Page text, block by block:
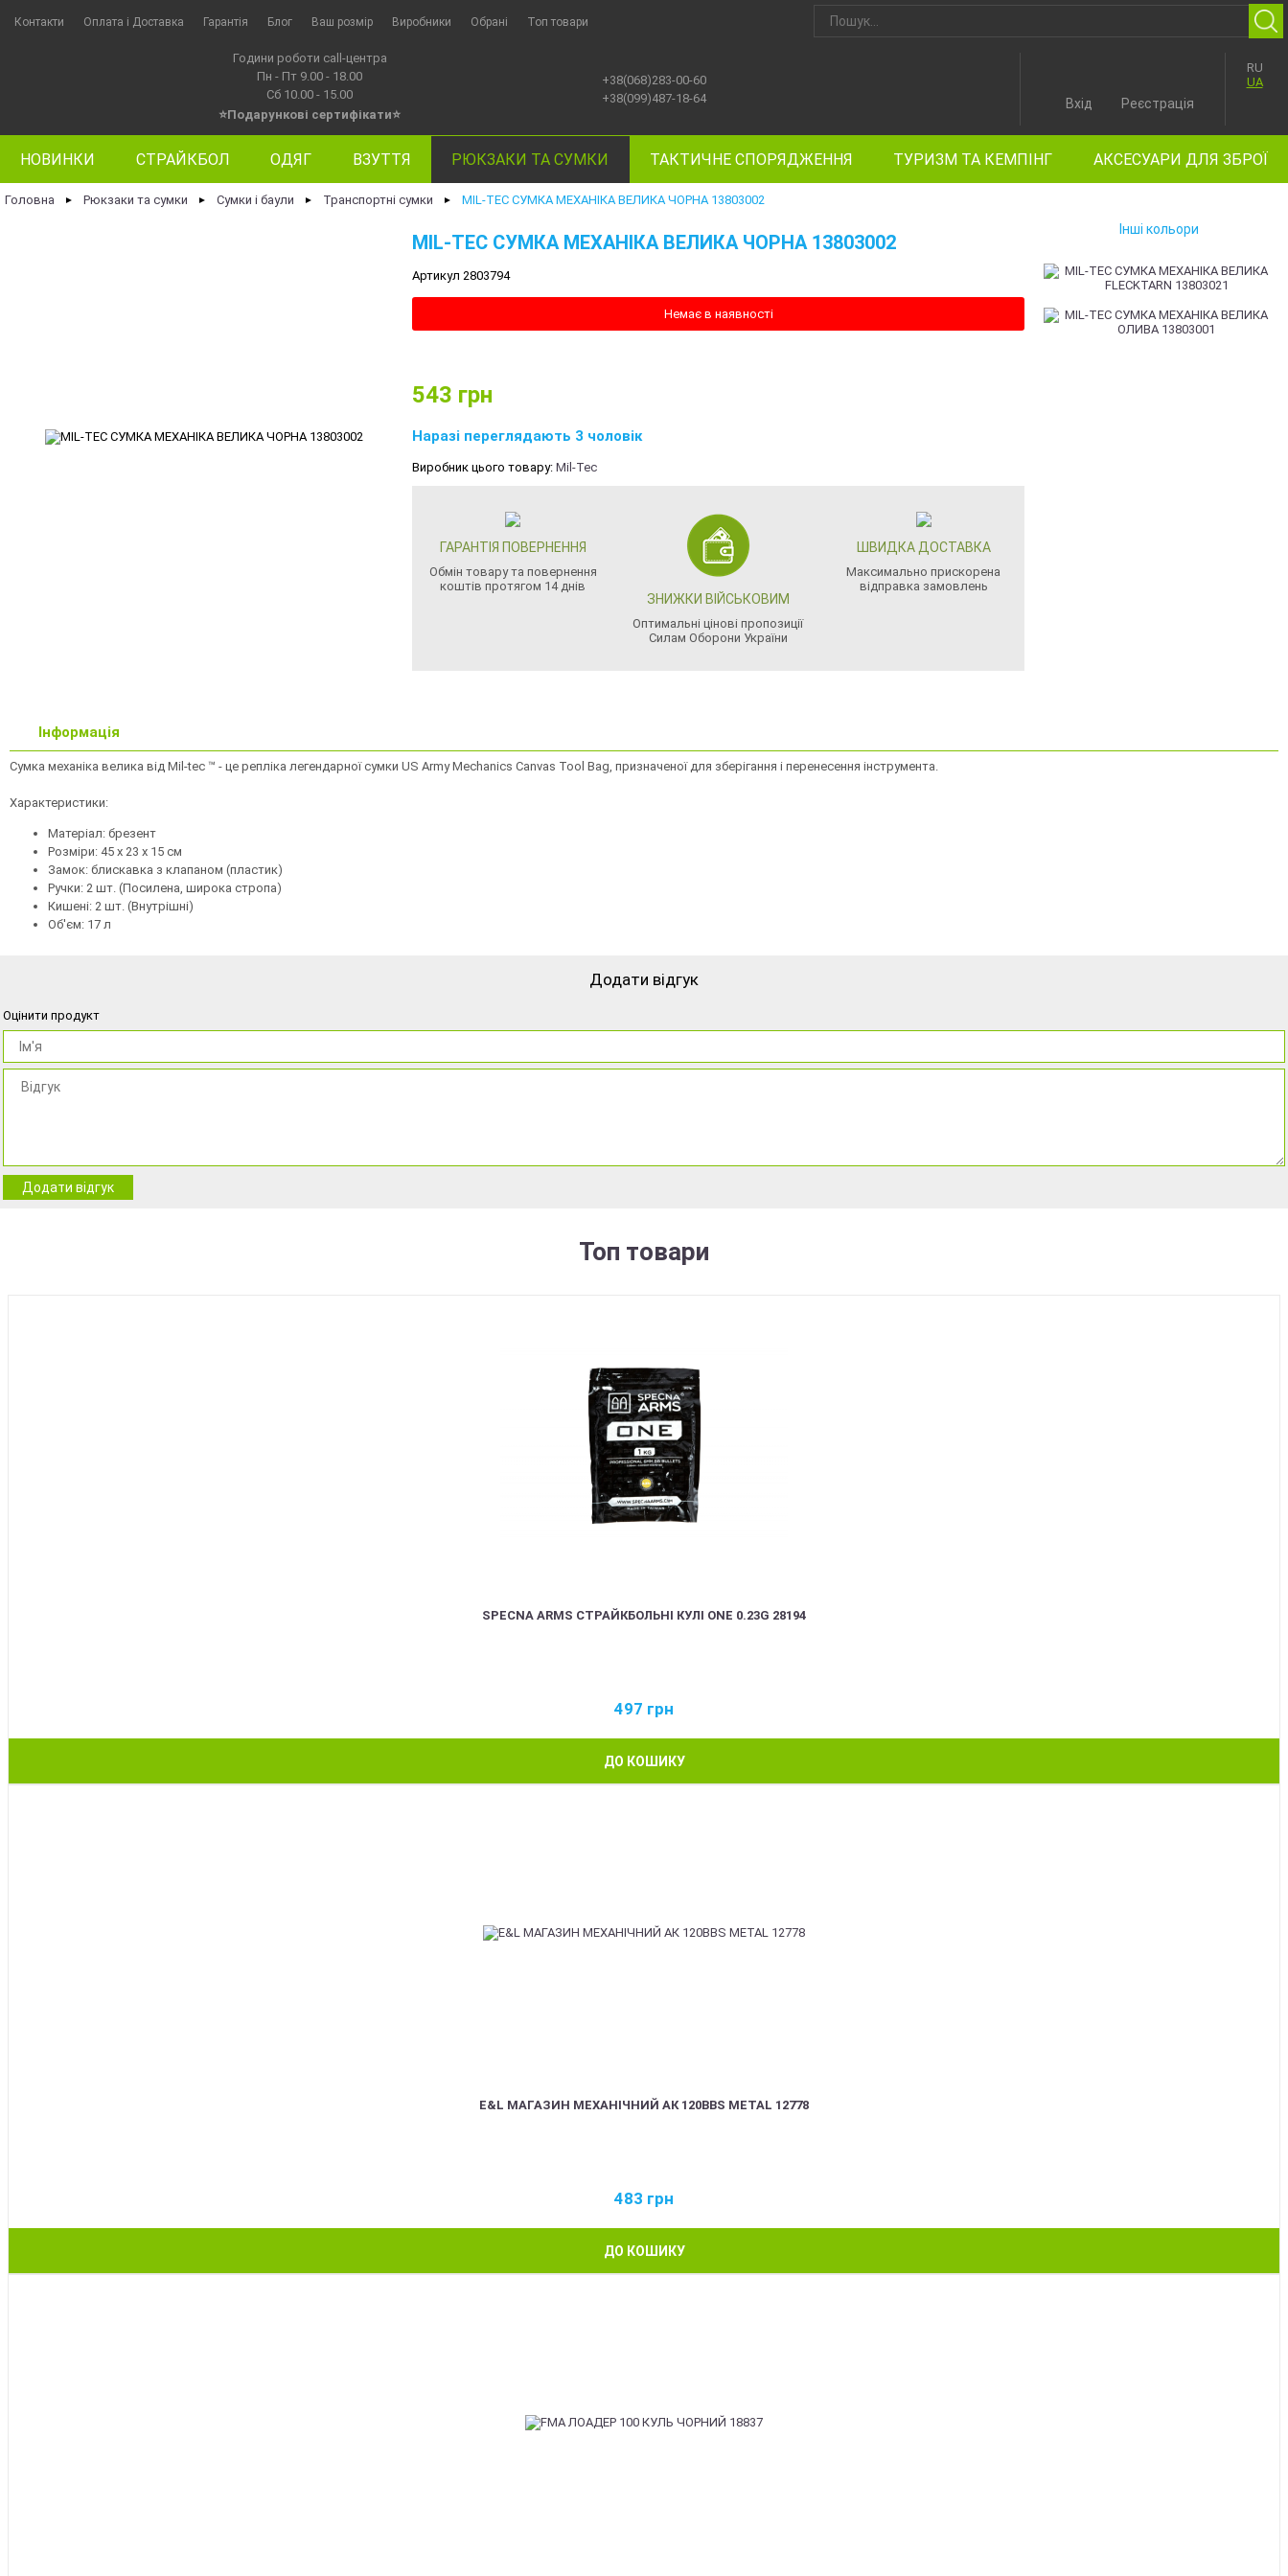
Контакти Оплата i Доставка Гарантія Блог Ваш розмір Виробники Обрані Топ товари
Години роботи call-центра
Пн - Пт 9.00 - 18.00
Сб 10.00 - 15.00
⭐Подарункові сертифікати⭐
+38(068)283-00-60
+38(099)487-18-64
RU
UA
Вхід Реєстрація
НОВИНКИ СТРАЙКБОЛ ОДЯГ ВЗУТТЯ РЮКЗАКИ ТА СУМКИ ТАКТИЧНЕ СПОРЯДЖЕННЯ ТУРИЗМ ТА КЕМПІНГ АКСЕСУАРИ ДЛЯ ЗБРОЇ
Головна ► Рюкзаки та сумки ► Сумки і баули ► Транспортні сумки ► MIL-TEC СУМКА МЕХАНІКА ВЕЛИКА ЧОРНА 13803002
MIL-TEC СУМКА МЕХАНІКА ВЕЛИКА ЧОРНА 13803002
Артикул 2803794
Немає в наявності
543 грн
Наразі переглядають 3 чоловік
Виробник цього товару: Mil-Tec
ГАРАНТІЯ ПОВЕРНЕННЯ
Обмін товару та повернення
коштів протягом 14 днів
ЗНИЖКИ ВІЙСЬКОВИМ
Оптимальні цінові пропозиції
Силам Оборони України
ШВИДКА ДОСТАВКА
Максимально прискорена
відправка замовлень
Інші кольори
Інформація
Сумка механіка велика від Mil-tec ™ - це репліка легендарної сумки US Army Mechanics Canvas Tool Bag, призначеної для зберігання і перенесення інструмента.
Характеристики:
Матеріал: брезент
Розміри: 45 х 23 х 15 см
Замок: блискавка з клапаном (пластик)
Ручки: 2 шт. (Посилена, широка стропа)
Кишені: 2 шт. (Внутрішні)
Об'єм: 17 л
Додати відгук
Оцінити продукт
Додати відгук
Топ товари
SPECNA ARMS СТРАЙКБОЛЬНІ КУЛІ ONE 0.23G 28194
497 грн
ДО КОШИКУ
E&L МАГАЗИН МЕХАНІЧНИЙ АК 120BBS METAL 12778
483 грн
ДО КОШИКУ